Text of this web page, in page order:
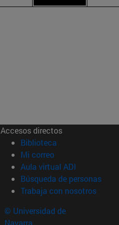
Accesos directos
Biblioteca (abre en nueva
Mi correo(abre en nueva
Aula virtual ADI (abre en
Búsqueda de personas
Trabaja con nosotros(abre
© Universidad de
Navarra